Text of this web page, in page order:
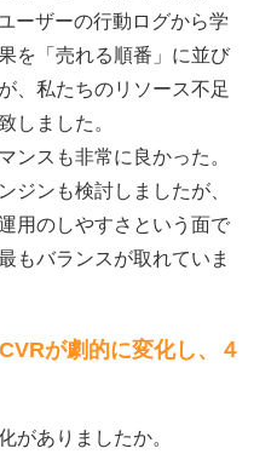
ーザーの行動ログから学
を「売れる順番」に並び
、私たちのリソース不足
しました。
ンスも非常に良かった。
ジンも検討しましたが、
用のしやすさという面で
もバランスが取れていま
が劇的に変化し、４
がありましたか。